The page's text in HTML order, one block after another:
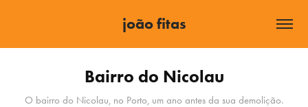
joão fitas
Bairro do Nicolau
O bairro do Nicolau, no Porto, um ano antes da sua demolição.